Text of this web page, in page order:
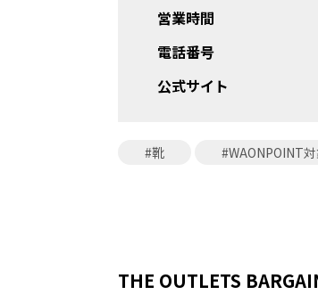
営業時間
電話番号
公式サイト
#靴 #WAONPOINT
THE OUTLETS